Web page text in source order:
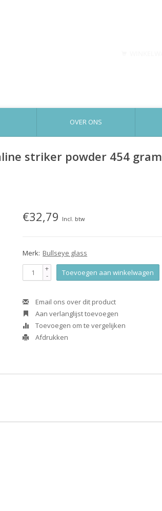
OVER ONS
striker powder 454 gram
€32,79 Incl. btw
Merk: Bullseye glass
+
- Toevoegen aan winkelwagen
Email ons over dit product
Aan verlanglijst toevoegen
Toevoegen om te vergelijken
Afdrukken